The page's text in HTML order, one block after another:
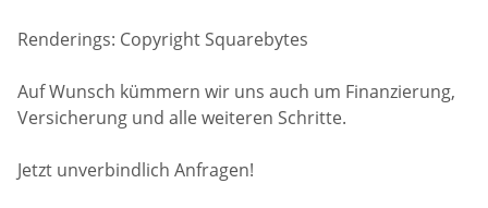
Renderings: Copyright Squarebytes
Auf Wunsch kümmern wir uns auch um Finanzierung,
Versicherung und alle weiteren Schritte.
Jetzt unverbindlich Anfragen!